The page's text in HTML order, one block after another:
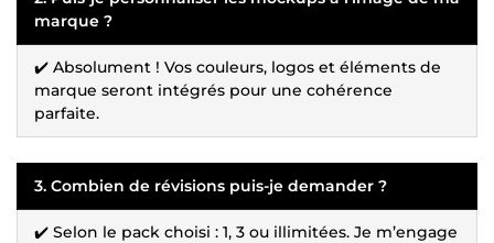
marque ?
✔️ Absolument ! Vos couleurs, logos et éléments de
marque seront intégrés pour une cohérence
parfaite.
3. Combien de révisions puis-je demander ?
✔️ Selon le pack choisi : 1, 3 ou illimitées. Je m’engage